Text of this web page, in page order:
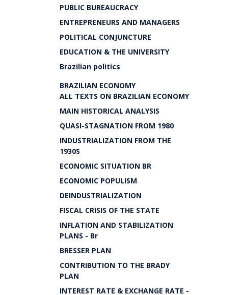
PUBLIC BUREAUCRACY
ENTREPRENEURS AND MANAGERS
POLITICAL CONJUNCTURE
EDUCATION & THE UNIVERSITY
Brazilian politics
BRAZILIAN ECONOMY
ALL TEXTS ON BRAZILIAN ECONOMY
MAIN HISTORICAL ANALYSIS
QUASI-STAGNATION FROM 1980
INDUSTRIALIZATION FROM THE
1930S
ECONOMIC SITUATION BR
ECONOMIC POPULISM
DEINDUSTRIALIZATION
FISCAL CRISIS OF THE STATE
INFLATION AND STABILIZATION
PLANS - Br
BRESSER PLAN
CONTRIBUTION TO THE BRADY
PLAN
INTEREST RATE & EXCHANGE RATE -